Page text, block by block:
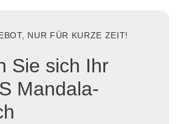
NUR FÜR KURZE ZEIT!
Sie sich Ihr
Mandala-